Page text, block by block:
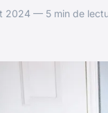
2024 — 5 min de